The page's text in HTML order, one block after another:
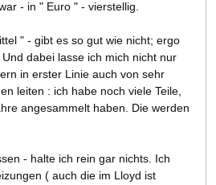
- in " Euro " - vierstellig.
" - gibt es so gut wie nicht; ergo
dabei lasse ich mich nicht nur
in erster Linie auch von sehr
leiten : ich habe noch viele Teile,
angesammelt haben. Die werden
- halte ich rein gar nichts. Ich
( auch die im Lloyd ist